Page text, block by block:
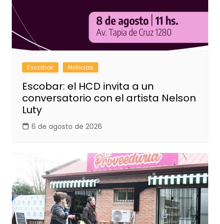
Escobar Noticias
Escobar: el HCD invita a un
conversatorio con el artista Nelson
Luty
6 de agosto de 2026